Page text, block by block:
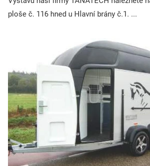
ploše č. 116 hned u Hlavní brány č.1. ...